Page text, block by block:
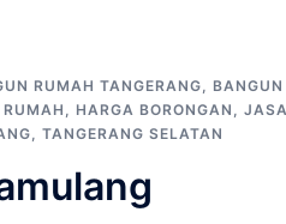
RUMAH TANGERANG,
, HARGA BORONGAN ,
, TANGERANG SELATAN